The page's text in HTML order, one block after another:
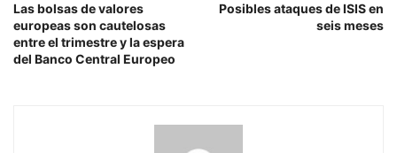
Las bolsas de valores
europeas son cautelosas
entre el trimestre y la espera
del Banco Central Europeo
Posibles ataques de ISIS en
seis meses